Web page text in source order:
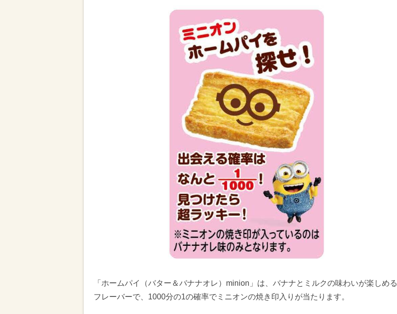
「ホームパイ（バター＆バナナオレ）minion」は、バナナとミルクの味わいが楽しめる
フレーバーで、1000分の1の確率でミニオンの焼き印入りが当たります。